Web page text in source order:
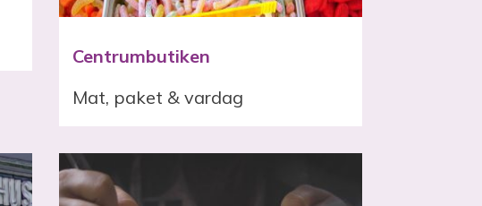
Centrumbutiken
Mat, paket & vardag